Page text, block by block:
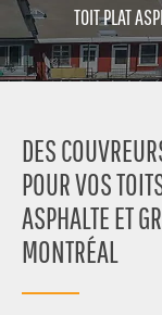
TOIT PLAT
DES
POUR VOS
ASPHALTE ET
MONTRÉAL